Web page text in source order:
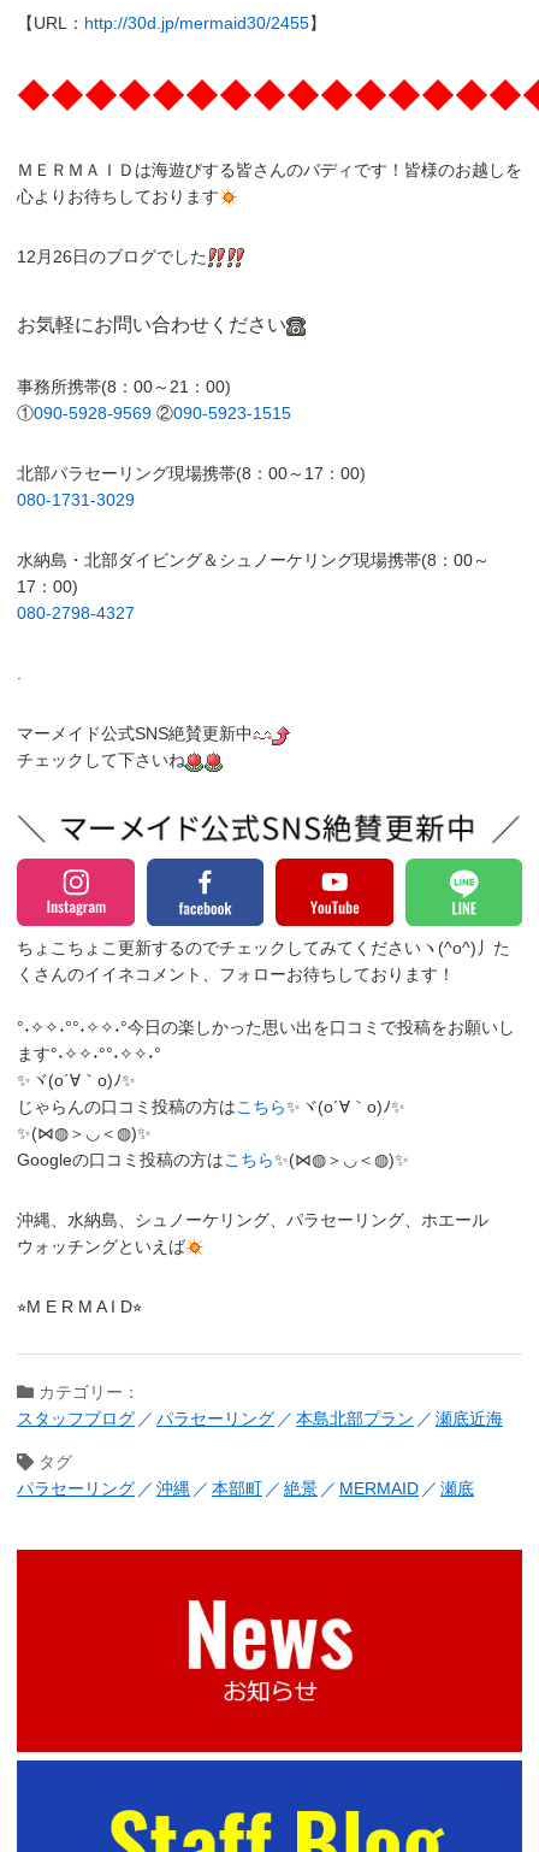
【URL： http://30d.jp/mermaid30/2455】
ＭＥＲＭＡＩＤは海遊びする皆さんのバディです！皆様のお越しを
心よりお待ちしております
12月26日のブログでした
お気軽にお問い合わせください
事務所携帯(8：00～21：00)
①090-5928-9569 ②090-5923-1515
北部パラセーリング現場携帯(8：00～17：00)
080-1731-3029
水納島・北部ダイビング＆シュノーケリング現場携帯(8：00～
17：00)
080-2798-4327
.
マーメイド公式SNS絶賛更新中
チェックして下さいね
ちょこちょこ更新するのでチェックしてみてくださいヽ(^o^)丿 た
くさんのイイネコメント、フォローお待ちしております！
°˖✧✧˖°°˖✧✧˖°今日の楽しかった思い出を口コミで投稿をお願いし
ます°˖✧✧˖°°˖✧✧˖°
✨ヾ(o´∀｀o)ﾉ✨
じゃらんの口コミ投稿の方はこちら✨ヾ(o´∀｀o)ﾉ✨
✨(⋈◍＞◡＜◍)✨
Googleの口コミ投稿の方はこちら✨(⋈◍＞◡＜◍)✨
沖縄、水納島、シュノーケリング、パラセーリング、ホエール
ウォッチングといえば
⭐︎M E R M A I D⭐︎
カテゴリー：
スタッフブログ
パラセーリング 本島北部プラン 瀬底近海
タグ
パラセーリング
沖縄 本部町 絶景 MERMAID 瀬底